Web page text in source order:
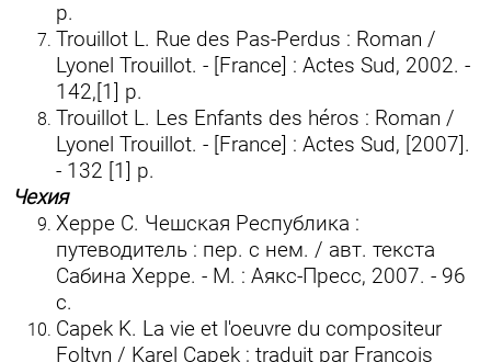
p.
Trouillot L. Rue des Pas-Perdus : Roman /
Lyonel Trouillot. - [France] : Actes Sud, 2002. -
142,[1] p.
Trouillot L. Les Enfants des héros : Roman /
Lyonel Trouillot. - [France] : Actes Sud, [2007].
- 132 [1] p.
Чехия
Херре С. Чешская Республика :
путеводитель : пер. с нем. / авт. текста
Сабина Херре. - М. : Аякс-Пресс, 2007. - 96
с.
Capek K. La vie et l'oeuvre du compositeur
Foltyn / Karel Capek ; traduit par François